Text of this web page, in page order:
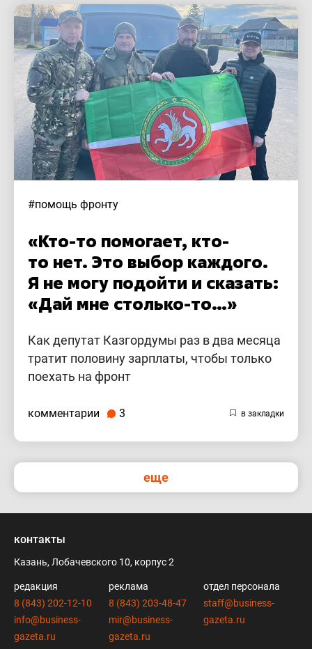
#помощь фронту
«Кто-то помогает, кто-
то нет. Это выбор каждого.
Я не могу подойти и сказать:
«Дай мне столько-то…»
Как депутат Казгордумы раз в два месяца
тратит половину зарплаты, чтобы только
поехать на фронт
комментарии 3
еще
контакты
Казань, Лобачевского 10, корпус 2
редакция
8 (843) 202-12-10
info@business-
gazeta.ru
реклама
8 (843) 203-48-47
mir@business-
gazeta.ru
отдел персонала
staff@business-
gazeta.ru